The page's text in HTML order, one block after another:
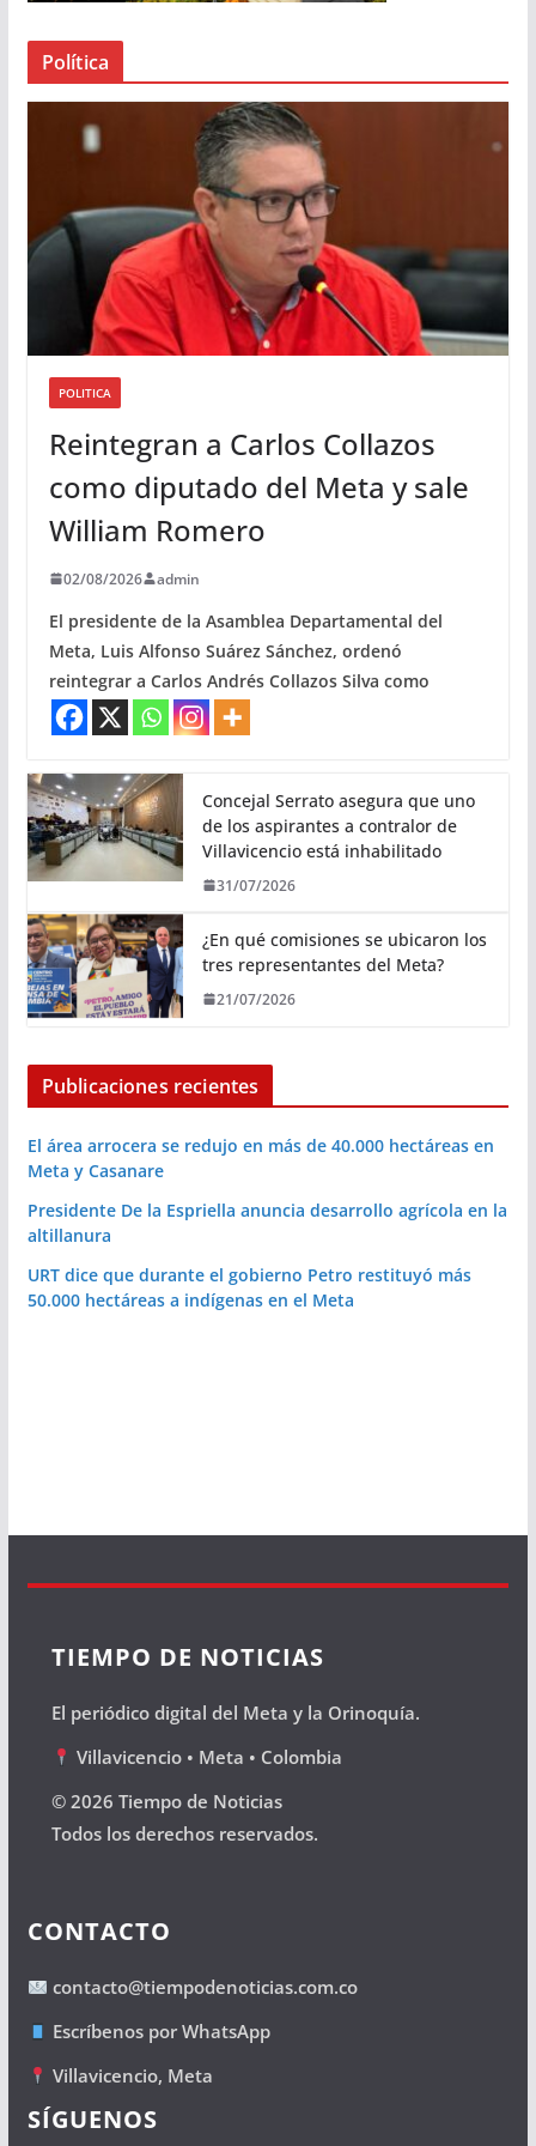
Política
POLITICA
Reintegran a Carlos Collazos
como diputado del Meta y sale
William Romero
02/08/2026 admin
El presidente de la Asamblea Departamental del
Meta, Luis Alfonso Suárez Sánchez, ordenó
reintegrar a Carlos Andrés Collazos Silva como
Concejal Serrato asegura que uno
de los aspirantes a contralor de
Villavicencio está inhabilitado
31/07/2026
¿En qué comisiones se ubicaron los
tres representantes del Meta?
21/07/2026
Publicaciones recientes
El área arrocera se redujo en más de 40.000 hectáreas en
Meta y Casanare
Presidente De la Espriella anuncia desarrollo agrícola en la
altillanura
URT dice que durante el gobierno Petro restituyó más
50.000 hectáreas a indígenas en el Meta
TIEMPO DE NOTICIAS
El periódico digital del Meta y la Orinoquía.
Villavicencio • Meta • Colombia
© 2026 Tiempo de Noticias
Todos los derechos reservados.
CONTACTO
contacto@tiempodenoticias.com.co
Escríbenos por WhatsApp
Villavicencio, Meta
SÍGUENOS